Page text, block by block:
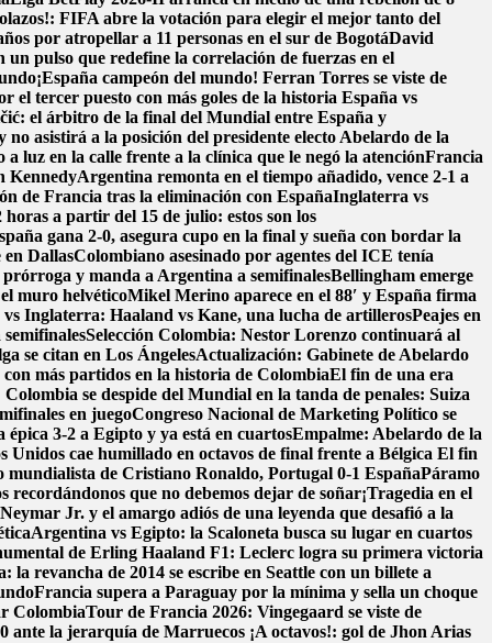
FIFA abre la votación para elegir el mejor tanto del
por atropellar a 11 personas en el sur de BogotáDavid
pulso que redefine la correlación de fuerzas en el
¡España campeón del mundo! Ferran Torres se viste de
tercer puesto con más goles de la historia España vs
el árbitro de la final del Mundial entre España y
asistirá a la posición del presidente electo Abelardo de la
luz en la calle frente a la clínica que le negó la atenciónFrancia
KennedyArgentina remonta en el tiempo añadido, vence 2-1 a
de Francia tras la eliminación con EspañaInglaterra vs
a partir del 15 de julio: estos son los
gana 2-0, asegura cupo en la final y sueña con bordar la
en DallasColombiano asesinado por agentes del ICE tenía
y manda a Argentina a semifinalesBellingham emerge
muro helvéticoMikel Merino aparece en el 88′ y España firma
vs Inglaterra: Haaland vs Kane, una lucha de artillerosPeajes en
Selección Colombia: Nestor Lorenzo continuará al
se citan en Los ÁngelesActualización: Gabinete de Abelardo
más partidos en la historia de ColombiaEl fin de una era
se despide del Mundial en la tanda de penales: Suiza
en juegoCongreso Nacional de Marketing Político se
3-2 a Egipto y ya está en cuartosEmpalme: Abelardo de la
cae humillado en octavos de final frente a Bélgica El fin
de Cristiano Ronaldo, Portugal 0-1 EspañaPáramo
recordándonos que no debemos dejar de soñar¡Tragedia en el
Jr. y el amargo adiós de una leyenda que desafió a la
Argentina vs Egipto: la Scaloneta busca su lugar en cuartos
de Erling Haaland F1: Leclerc logra su primera victoria
la revancha de 2014 se escribe en Seattle con un billete a
Francia supera a Paraguay por la mínima y sella un choque
ColombiaTour de Francia 2026: Vingegaard se viste de
ante la jerarquía de Marruecos ¡A octavos!: gol de Jhon Arias